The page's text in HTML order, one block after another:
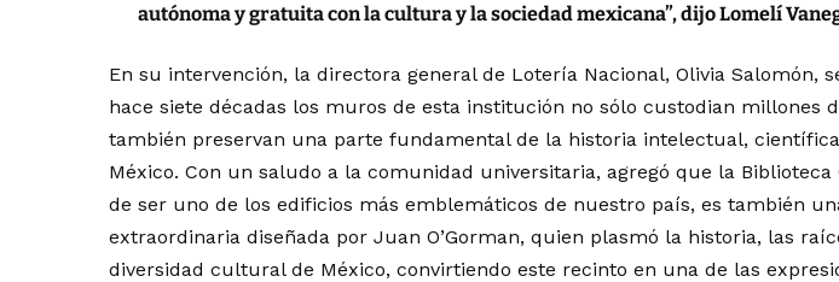
autónoma y gratuita con la cultura y la sociedad mexicana”, dijo Lomelí
En su intervención, la directora general de Lotería Nacional, Olivia Salomón,
hace siete décadas los muros de esta institución no sólo custodian millones
también preservan una parte fundamental de la historia intelectual,
México. Con un saludo a la comunidad universitaria, agregó que la Biblioteca
de ser uno de los edificios más emblemáticos de nuestro país, es también
extraordinaria diseñada por Juan O’Gorman, quien plasmó la historia, las
diversidad cultural de México, convirtiendo este recinto en una de las